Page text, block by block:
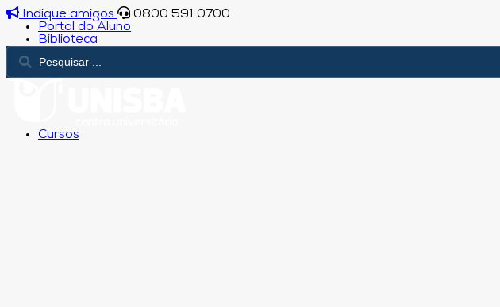
Indique amigos
0800 591 0700
Portal do Aluno
Biblioteca
Cursos